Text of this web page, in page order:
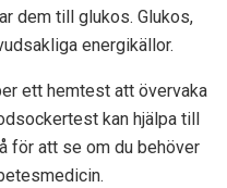
dem till glukos. Glukos,
energikällor.
ett hemtest att övervaka
kan hjälpa till
för att se om du behöver